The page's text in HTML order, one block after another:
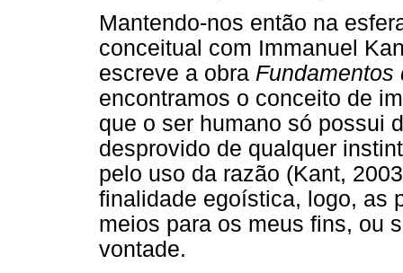
Mantendo-nos então na
conceitual com Immanuel
escreve a obra
encontramos o conceito de
que o ser humano só possui
desprovido de qualquer
pelo uso da razão (Kant,
finalidade egoística, logo, as
meios para os meus fins, ou
vontade.